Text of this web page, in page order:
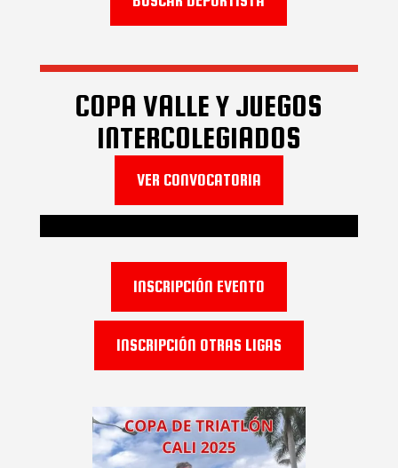
COPA VALLE Y JUEGOS
INTERCOLEGIADOS
VER CONVOCATORIA
INSCRIPCIÓN EVENTO
INSCRIPCIÓN OTRAS LIGAS